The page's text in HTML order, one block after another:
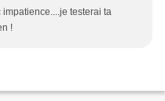
testerai ta
!